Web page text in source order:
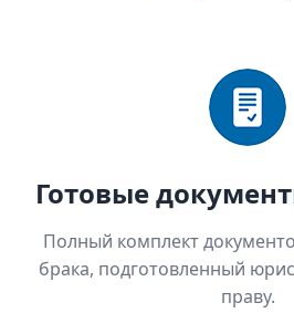
Готовые
Полный комплект
брака, подготовленный
праву.